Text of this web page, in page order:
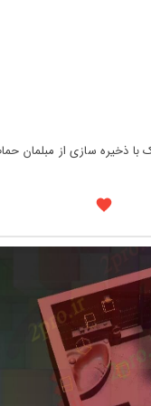
ذخیره سازی از مبلمان